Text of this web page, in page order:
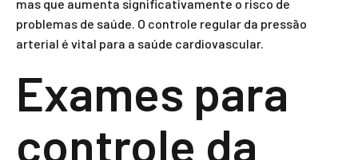
mas que aumenta significativamente o risco de
problemas de saúde. O controle regular da pressão
arterial é vital para a saúde cardiovascular.
Exames para
controle da